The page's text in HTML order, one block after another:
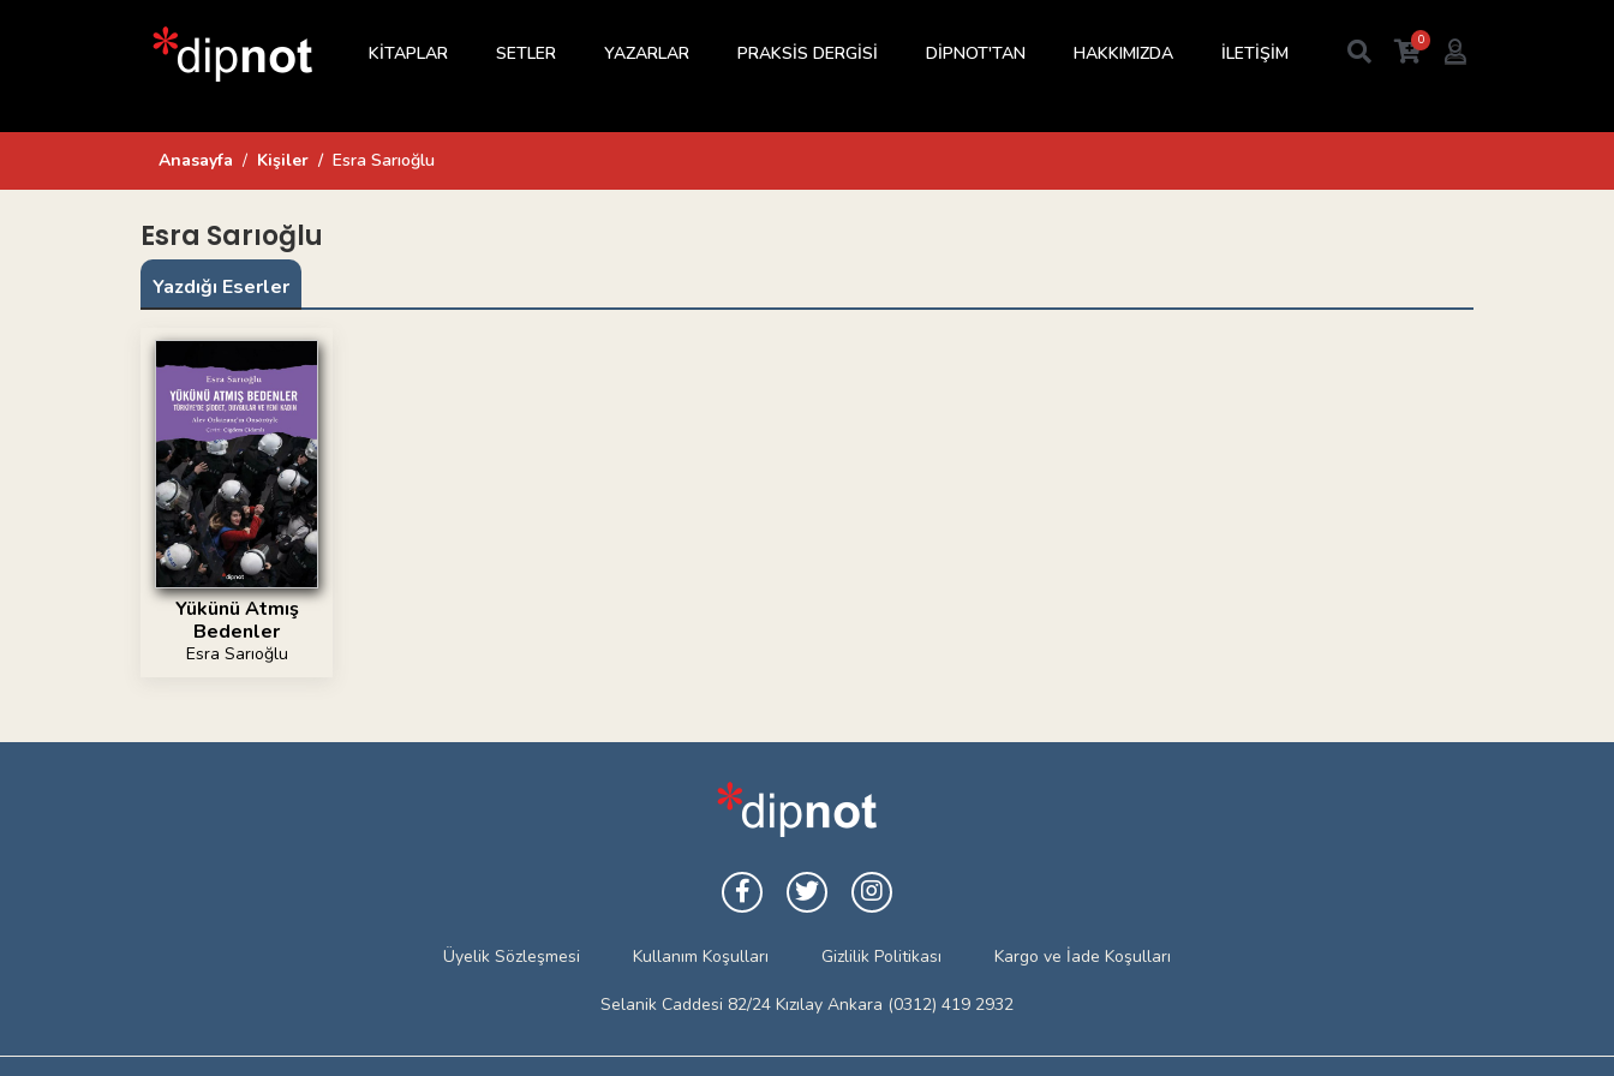
KİTAPLAR SETLER YAZARLAR PRAKSİS DERGİSİ DİPNOT'TAN HAKKIMIZDA İLETİŞİM
0
Anasayfa Kişiler Esra Sarıoğlu
Esra Sarıoğlu
Yazdığı Eserler
Yükünü Atmış
Bedenler
Esra Sarıoğlu
Üyelik Sözleşmesi Kullanım Koşulları Gizlilik Politikası Kargo ve İade Koşulları
Selanik Caddesi 82/24 Kızılay Ankara (0312) 419 2932